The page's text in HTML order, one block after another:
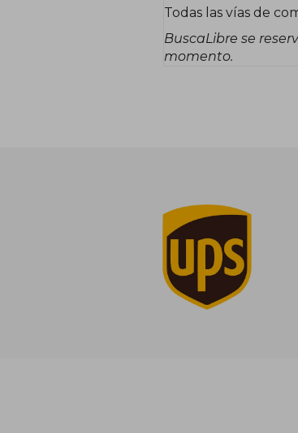
Todas las vías de
BuscaLibre se
momento.